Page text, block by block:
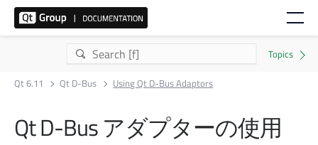
Qt 6.11 Qt D-Bus Using Qt D-Bus Adaptors
Qt D-Busアダプターの使用